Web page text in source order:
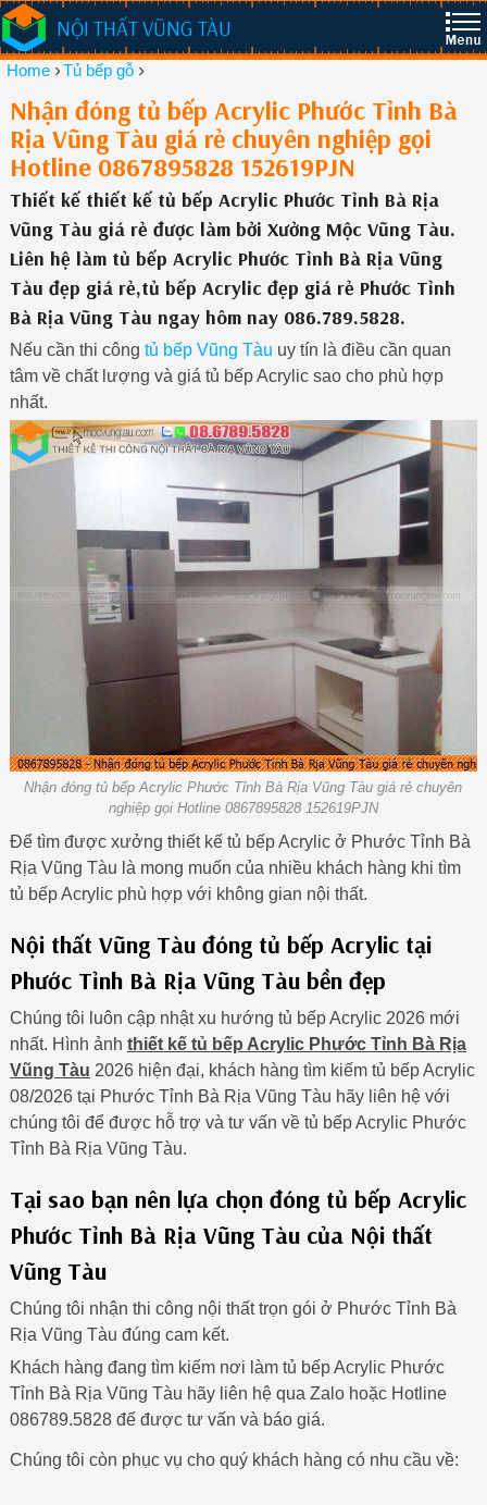
NỘI THẤT VŨNG TÀU
Home ›Tủ bếp gỗ ›
Nhận đóng tủ bếp Acrylic Phước Tỉnh Bà
Rịa Vũng Tàu giá rẻ chuyên nghiệp gọi
Hotline 0867895828 152619PJN
Thiết kế thiết kế tủ bếp Acrylic Phước Tỉnh Bà Rịa
Vũng Tàu giá rẻ được làm bởi Xưởng Mộc Vũng Tàu.
Liên hệ làm tủ bếp Acrylic Phước Tỉnh Bà Rịa Vũng
Tàu đẹp giá rẻ,tủ bếp Acrylic đẹp giá rẻ Phước Tỉnh
Bà Rịa Vũng Tàu ngay hôm nay 086.789.5828.
Nếu cần thi công tủ bếp Vũng Tàu uy tín là điều cần quan
tâm về chất lượng và giá tủ bếp Acrylic sao cho phù hợp
nhất.
Nhận đóng tủ bếp Acrylic Phước Tỉnh Bà Rịa Vũng Tàu giá rẻ chuyên
nghiệp gọi Hotline 0867895828 152619PJN
Để tìm được xưởng thiết kế tủ bếp Acrylic ở Phước Tỉnh Bà
Rịa Vũng Tàu là mong muốn của nhiều khách hàng khi tìm
tủ bếp Acrylic phù hợp với không gian nội thất.
Nội thất Vũng Tàu đóng tủ bếp Acrylic tại
Phước Tỉnh Bà Rịa Vũng Tàu bền đẹp
Chúng tôi luôn cập nhật xu hướng tủ bếp Acrylic 2026 mới
nhất. Hình ảnh thiết kế tủ bếp Acrylic Phước Tỉnh Bà Rịa
Vũng Tàu 2026 hiện đại, khách hàng tìm kiếm tủ bếp Acrylic
08/2026 tại Phước Tỉnh Bà Rịa Vũng Tàu hãy liên hệ với
chúng tôi để được hỗ trợ và tư vấn về tủ bếp Acrylic Phước
Tỉnh Bà Rịa Vũng Tàu.
Tại sao bạn nên lựa chọn đóng tủ bếp Acrylic
Phước Tỉnh Bà Rịa Vũng Tàu của Nội thất
Vũng Tàu
Chúng tôi nhận thi công nội thất trọn gói ở Phước Tỉnh Bà
Rịa Vũng Tàu đúng cam kết.
Khách hàng đang tìm kiếm nơi làm tủ bếp Acrylic Phước
Tỉnh Bà Rịa Vũng Tàu hãy liên hệ qua Zalo hoặc Hotline
086789.5828 để được tư vấn và báo giá.
Chúng tôi còn phục vụ cho quý khách hàng có nhu cầu về: